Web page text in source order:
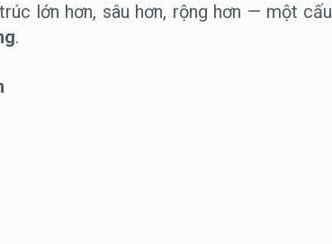
lớn hơn, sâu hơn, rộng hơn — một cấu
.